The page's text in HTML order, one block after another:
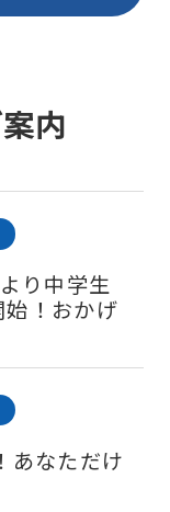
内
り中学生
！おかげ
あなただけ